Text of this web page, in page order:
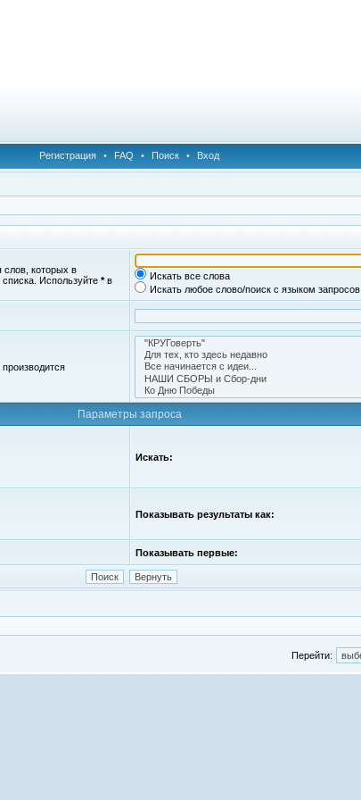
Регистрация • FAQ • Поиск • Вход
слов, которых в
Используйте *в
Искать все слова
Искать любое слово/поиск с языком запросов
Параметры запроса
Искать:
Показывать результаты как:
Показывать первые:
Перейти: